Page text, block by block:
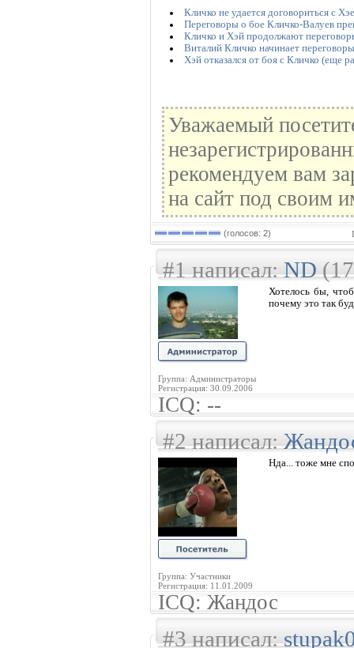
Кличко не удается договориться с
Переговоры о бое Кличко-Валуев
Кличко и Хэй продолжают
Виталий Кличко начинает
Хэй отказался от боя с Кличко (еще
Уважаемый
рекомендуем вам
на сайт под своим
(голосов: 2)
#1 написал:ND(17
Группа: Администраторы
Регистрация: 30.09.2006
Хотелось бы,
почему это так
ICQ: --
#2 написал:
Группа: Участники
Регистрация: 11.01.2009
Нда... тоже мне
ICQ: Жандос
#3 написал: